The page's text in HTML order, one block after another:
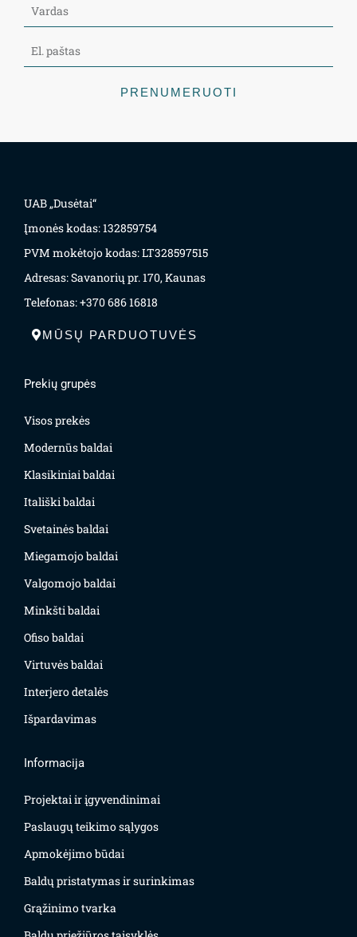
PRENUMERUOTI
UAB „Dusėtai“
Įmonės kodas: 132859754
PVM mokėtojo kodas: LT328597515
Adresas: Savanorių pr. 170, Kaunas
Telefonas: +370 686 16818
MŪSŲ PARDUOTUVĖS
Prekių grupės
Visos prekės
Modernūs baldai
Klasikiniai baldai
Itališki baldai
Svetainės baldai
Miegamojo baldai
Valgomojo baldai
Minkšti baldai
Ofiso baldai
Virtuvės baldai
Interjero detalės
Išpardavimas
Informacija
Projektai ir įgyvendinimai
Paslaugų teikimo sąlygos
Apmokėjimo būdai
Baldų pristatymas ir surinkimas
Grąžinimo tvarka